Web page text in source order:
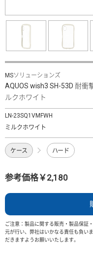
MSソリューションズ
AQUOS wish3 SH-53D 耐衝
ルクホワイト
LN-23SQ1VMFWH
ミルクホワイト
ケース ハード
参考価格￥2,180
ご注意：製品に関する販売・製品保証
元が行い、弊社はいかなる責任も負い
だきますようお願いいたします。